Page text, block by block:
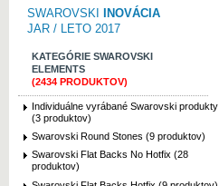
SWAROVSKI
INOVÁCIA
JAR / LETO 2017
KATEGÓRIE SWAROVSKI
ELEMENTS
(2434 PRODUKTOV)
Individuálne vyrábané Swarovski produkty
(3 produktov)
Swarovski Round Stones (9 produktov)
Swarovski Flat Backs No Hotfix (28
produktov)